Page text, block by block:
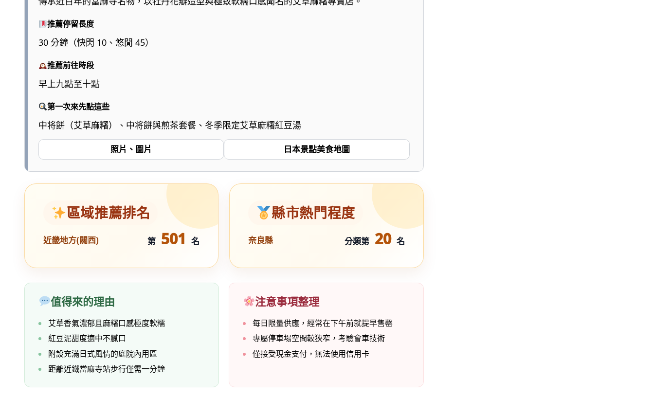
推薦停留長度
30 分鐘（快閃 10、悠閒 45）
推薦前往時段
早上九點至十點
第一次來先點這些
中将餅（艾草麻糬）、中将餅與煎茶套餐、冬季限定艾草麻糬紅豆湯
照片、圖片 日本景點美食地圖
區域推薦排名
近畿地方(關西) 第 501 名
縣市熱門程度
奈良縣 分類第 20 名
值得來的理由
艾草香氣濃郁且麻糬口感極度軟糯
紅豆泥甜度適中不膩口
附設充滿日式風情的庭院內用區
距離近鐵當麻寺站步行僅需一分鐘
注意事項整理
每日限量供應，經常在下午前就提早售罄
專屬停車場空間較狹窄，考驗會車技術
僅接受現金支付，無法使用信用卡